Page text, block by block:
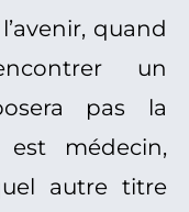
quand
un
pas la
médecin,
autre titre